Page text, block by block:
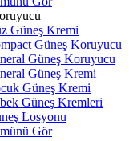
Güneş Kremi
Güneş Koruyucu
Güneş Koruyucu
Güneş Kremi
Güneş Kremi
Güneş Kremleri
Losyonu
Gör